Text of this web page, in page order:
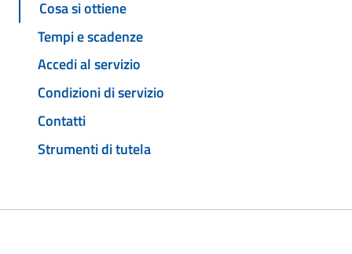
Cosa si ottiene
Tempi e scadenze
Accedi al servizio
Condizioni di servizio
Contatti
Strumenti di tutela